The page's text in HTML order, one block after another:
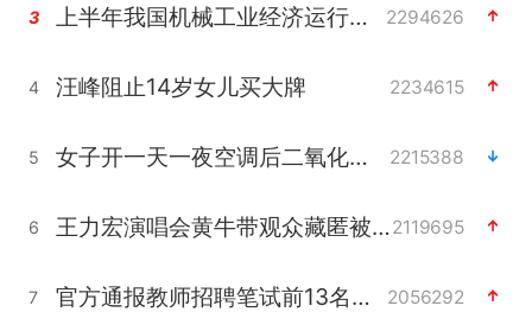
3 上半年我国机械工业经济运行稳中有进 2294626
4 汪峰阻止14岁女儿买大牌 2234615
5 女子开一天一夜空调后二氧化碳中毒 2215388
6 王力宏演唱会黄牛带观众藏匿被查获2119695
7 官方通报教师招聘笔试前13名被淘汰 2056292